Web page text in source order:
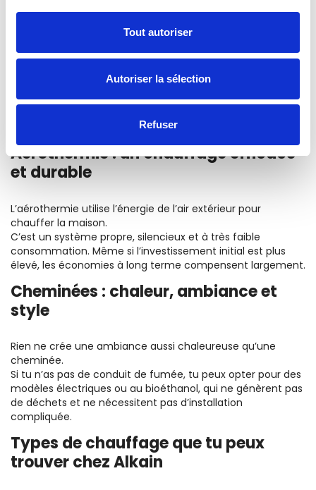
Tout autoriser
Autoriser la sélection
Refuser
Aérothermie : un chauffage efficace
et durable
L’aérothermie utilise l’énergie de l’air extérieur pour
chauffer la maison.
C’est un système propre, silencieux et à très faible
consommation. Même si l’investissement initial est plus
élevé, les économies à long terme compensent largement.
Cheminées : chaleur, ambiance et
style
Rien ne crée une ambiance aussi chaleureuse qu’une
cheminée.
Si tu n’as pas de conduit de fumée, tu peux opter pour des
modèles électriques ou au bioéthanol, qui ne génèrent pas
de déchets et ne nécessitent pas d’installation
compliquée.
Types de chauffage que tu peux
trouver chez Alkain